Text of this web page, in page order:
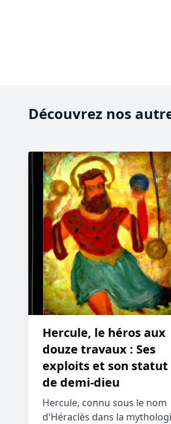
Découvrez nos
Hercule, le héros aux
douze travaux : Ses
exploits et son statut
de demi-dieu
Hercule, connu sous le nom
d'Héraclès dans la